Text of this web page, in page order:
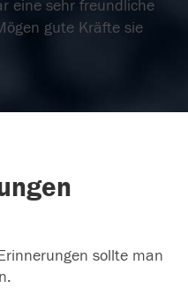
eine sehr freundliche
gute Kräfte sie
sollte man